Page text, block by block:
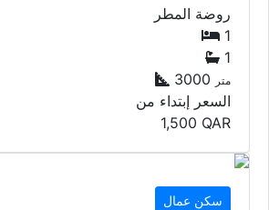
روضة المطر
1
1
3000 متر
السعر إبتداء من
1,500 QAR
سكن عمال